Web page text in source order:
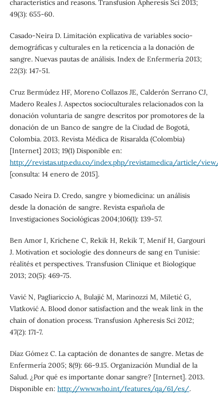
characteristics and reasons. Transfusion Apheresis Sci 2013;
49(3): 655-60.
Casado-Neira D. Limitación explicativa de variables socio-
demográficas y culturales en la reticencia a la donación de
sangre. Nuevas pautas de análisis. Index de Enfermería 2013;
22(3): 147-51.
Cruz Bermúdez HF, Moreno Collazos JE, Calderón Serrano CJ,
Madero Reales J. Aspectos socioculturales relacionados con la
donación voluntaria de sangre descritos por promotores de la
donación de un Banco de sangre de la Ciudad de Bogotá,
Colombia. 2013. Revista Médica de Risaralda (Colombia)
[Internet] 2013; 19(1) Disponible en:
http://revistas.utp.edu.co/index.php/revistamedica/article/
[consulta: 14 enero de 2015].
Casado Neira D. Credo, sangre y biomedicina: un análisis
desde la donación de sangre. Revista española de
Investigaciones Sociológicas 2004;106(1): 139-57.
Ben Amor I, Krichene C, Rekik H, Rekik T, Menif H, Gargouri
J. Motivation et sociologie des donneurs de sang en Tunisie:
réalités et perspectives. Transfusion Clinique et Biologique
2013; 20(5): 469-75.
Vavić N, Pagliariccio A, Bulajić M, Marinozzi M, Miletić G,
Vlatković A. Blood donor satisfaction and the weak link in the
chain of donation process. Transfusion Apheresis Sci 2012;
47(2): 171-7.
Díaz Gómez C. La captación de donantes de sangre. Metas de
Enfermería 2005; 8(9): 66-9.15. Organización Mundial de la
Salud. ¿Por qué es importante donar sangre? [Internet]. 2013.
Disponible en: http://www.who.int/features/qa/61/es/.